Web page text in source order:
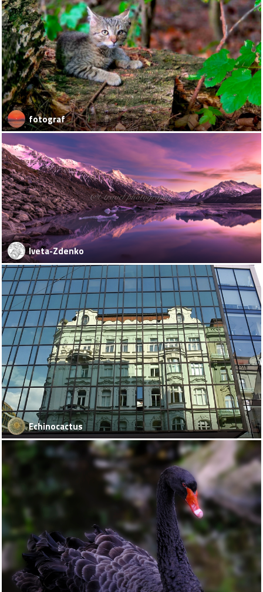
fotograf
Iveta-Zdenko
Echinocactus